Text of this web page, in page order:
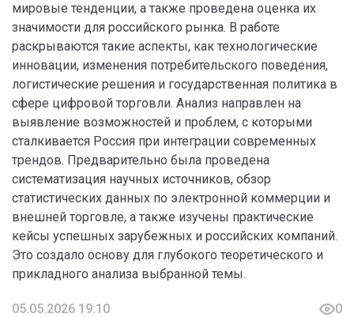
мировые тенденции, а также проведена оценка их
значимости для российского рынка. В работе
раскрываются такие аспекты, как технологические
инновации, изменения потребительского поведения,
логистические решения и государственная политика в
сфере цифровой торговли. Анализ направлен на
выявление возможностей и проблем, с которыми
сталкивается Россия при интеграции современных
трендов. Предварительно была проведена
систематизация научных источников, обзор
статистических данных по электронной коммерции и
внешней торговле, а также изучены практические
кейсы успешных зарубежных и российских компаний.
Это создало основу для глубокого теоретического и
прикладного анализа выбранной темы.
05.05.2026 19:10 0